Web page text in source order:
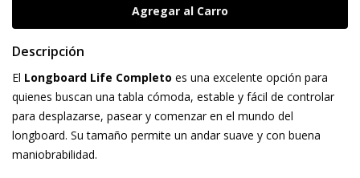
Descripción
El Longboard Life Completo es una excelente opción para
quienes buscan una tabla cómoda, estable y fácil de controlar
para desplazarse, pasear y comenzar en el mundo del
longboard. Su tamaño permite un andar suave y con buena
maniobrabilidad.